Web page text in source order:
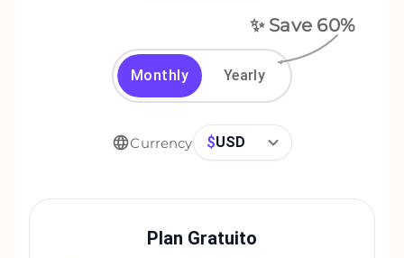
✨ Save 60%
Monthly Yearly
Currency $USD
Plan Gratuito